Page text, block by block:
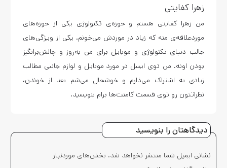
زهرا کفایتی
من زهرا کفایتی هستم و حوزه‌ی تکنولوژی یکی از حوزه‌های
موردعلاقه‌ی منه که زیاد در موردش می‌خونم. یکی از ویژگی‌های
جالب دنیای تکنولوژی و موبایل برای من به‌روز و چالش‌برانگیز
بودن اونه. من توی ایسل در مورد موبایل و لوازم جانبی مطالب
زیادی به اشتراک می‌ذارم و خوشحال می‌شم بعد از خوندن،
نظراتتون رو توی قسمت کامنت‌ها برام بنویسید.
دیدگاهتان را بنویسید
نشانی ایمیل شما منتشر نخواهد شد. بخش‌های موردنیاز